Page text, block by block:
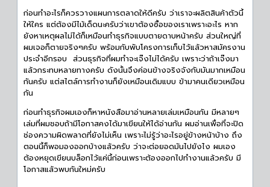
ก่อนทำอะไรก็ควรวางแผนการตลาดให้ดีครับ ว่าเราจะผลิตสินค้าตัวนี้
ให้ใคร แต่ต้องมีไม้เด็ดนะครับว่าเขาต้องซื้อของเราเพราะอะไร หาก
ยังหาเหตุผลไม่ได้ก็เหมือนทำธุรกิจแบบตายดาบหน้าครับ ส่วนใหญ่ที่
ผมเจอก็ตายจริงๆครับ พร้อมกับพับโครงการเก็บไว้แล้วหาสมัครงาน
ประจำอีกรอบ ส่วนธุรกิจที่ผมทำจะเจ๊งไม่ได้ครับ เพราะว่าถ้าเจ๊งมา
แล้วกระทบหลายทางครับ ดังนั้นจึงค่อนข้างจริงจังกับมันมากเหมือน
กันครับ แต่สไตล์การทำงานก็ยังเหมือนเดิมแบบ ข้ามาคนเดียวเหมือน
กัน
ก่อนทำธุรกิจผมเองก็หาหนังสือมาอ่านหลายเล่มเหมือนกัน มีหลายๆ
เล่มที่ผมชอบถ้ามีโอกาสคงได้มาเขียนให้ได้อ่านกัน ผมอ่านเพื่อที่จะปิด
ช่องความผิดพลาดที่ยังไม่เห็น เพราะไม่รู้ว่าอะไรอยู่ข้างหน้าบ้าง ถึง
ตอนนี้ก็พอมองออกบ้างแล้วครับ ว่าจะต่อยอดมันไปยังไง ผมเอง
ต้องหยุดเขียนบล็อกไว้แค่นี้ก่อนเพราะต้องออกไปทำงานแล้วครับ มี
โอกาสแล้วพบกันใหม่ครับ